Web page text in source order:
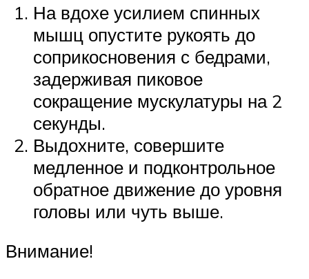
На вдохе усилием спинных
мышц опустите рукоять до
соприкосновения с бедрами,
задерживая пиковое
сокращение мускулатуры на 2
секунды.
Выдохните, совершите
медленное и подконтрольное
обратное движение до уровня
головы или чуть выше.
Внимание!